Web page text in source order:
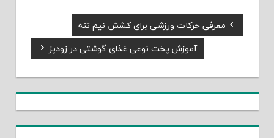
راهبری
نوشته
Previous
Post:
معرفی حرکات ورزشی برای کشش نیم تنه
Next
Post:
آموزش پخت نوعی غذای گوشتی در زودپز